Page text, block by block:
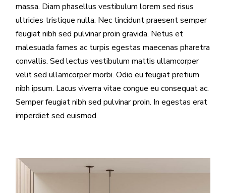
massa. Diam phasellus vestibulum lorem sed risus
ultricies tristique nulla. Nec tincidunt praesent semper
feugiat nibh sed pulvinar proin gravida. Netus et
malesuada fames ac turpis egestas maecenas pharetra
convallis. Sed lectus vestibulum mattis ullamcorper
velit sed ullamcorper morbi. Odio eu feugiat pretium
nibh ipsum. Lacus viverra vitae congue eu consequat ac.
Semper feugiat nibh sed pulvinar proin. In egestas erat
imperdiet sed euismod.